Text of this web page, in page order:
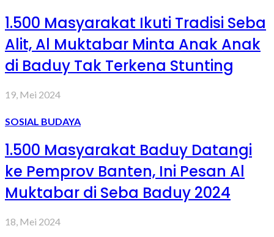
1.500 Masyarakat Ikuti Tradisi Seba
Alit, Al Muktabar Minta Anak Anak
di Baduy Tak Terkena Stunting
19, Mei 2024
SOSIAL BUDAYA
1.500 Masyarakat Baduy Datangi
ke Pemprov Banten, Ini Pesan Al
Muktabar di Seba Baduy 2024
18, Mei 2024